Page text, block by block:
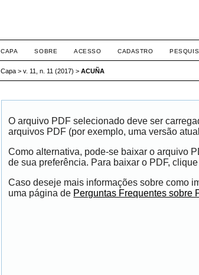
CAPA SOBRE ACESSO CADASTRO
Capa >v. 11, n. 11 (2017) >ACUÑA
O arquivo PDF selecionado deve ser
arquivos PDF (por exemplo, uma versão
Como alternativa, pode-se baixar o arquivo
de sua preferência. Para baixar o PDF,
Caso deseje mais informações sobre como
uma página de Perguntas Frequentes sobre